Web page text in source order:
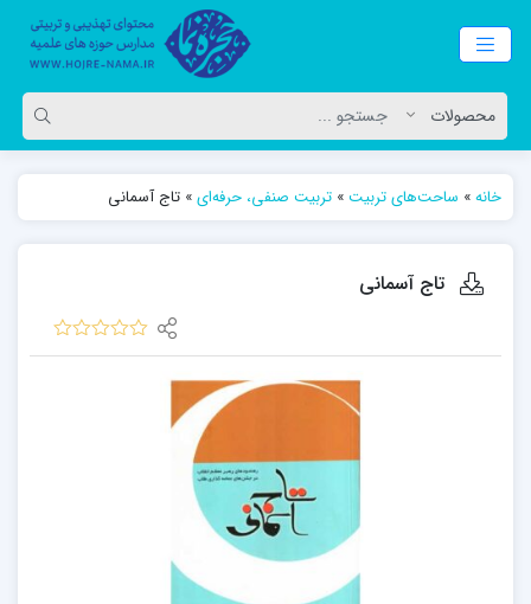
خانه» ساحت‌های تربیت» تربیت صنفی، حرفه‌ای» تاج آسمانی
تاج آسمانی